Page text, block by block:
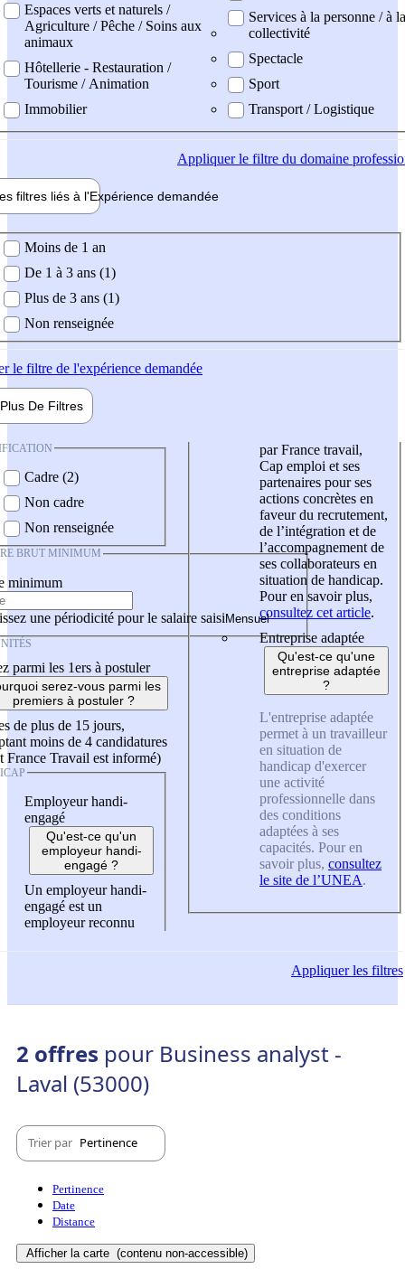
Espaces verts et naturels /
Agriculture / Pêche / Soins aux
animaux
Hôtellerie - Restauration /
Tourisme / Animation
Immobilier
Services à la personne / à la
collectivité
Spectacle
Sport
Transport / Logistique
Appliquerle filtre du domaine
filtres liés à l'Expérience demandée
demandée
Moins de 1 an
De 1 à 3 ans (1)
Plus de 3 ans (1)
Non renseignée
le filtre de l'expérience demandée
Plus De Filtres
Cadre (2)
Non cadre
Non renseignée
BRUT MINIMUM
minimum
une périodicité pour le salaire saisi
parmi les 1ers à postuler
serez-vous parmi les
premiers à postuler ?
de plus de 15 jours,
moins de 4 candidatures
France Travail est informé)
Employeur handi-
engagé
Qu'est-ce qu'un
employeur handi-
engagé ?
Un employeur handi-
engagé est un
employeur reconnu
par France travail,
Cap emploi et ses
partenaires pour ses
actions concrètes en
faveur du recrutement,
de l’intégration et de
l’accompagnement de
ses collaborateurs en
situation de handicap.
Pour en savoir plus,
consultez cet article.
Entreprise adaptée
Qu'est-ce qu'une
entreprise adaptée
?
L'entreprise adaptée
permet à un travailleur
en situation de
handicap d'exercer
une activité
professionnelle dans
des conditions
adaptées à ses
capacités. Pour en
savoir plus, consultez
le site de l’UNEA.
Appliquerles filtres
2 offres pour Business analyst -
Laval (53000)
Trier par Pertinence
Pertinence
Date
Distance
Afficher la carte (contenu non-accessible)